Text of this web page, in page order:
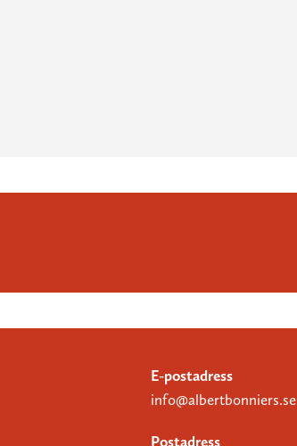
E-postadress
info@albertbonniers.se
Postadress